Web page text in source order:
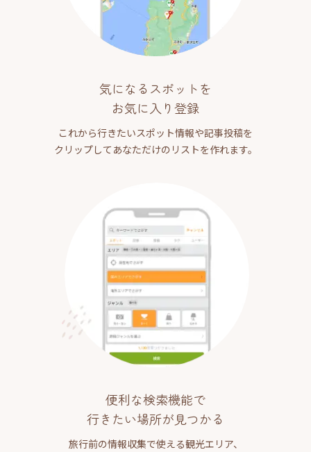
気になるスポットを
お気に入り登録
これから行きたいスポット情報や記事投稿を
クリップしてあなただけのリストを作れます。
便利な検索機能で
行きたい場所が見つかる
旅行前の情報収集で使える観光エリア、